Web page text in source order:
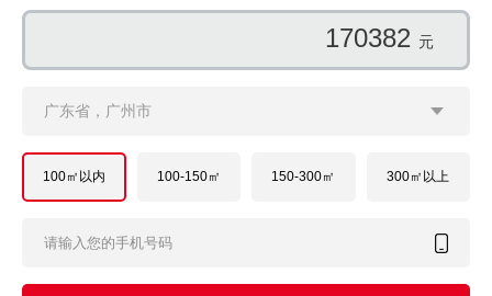
102374 元
广东省，广州市
100㎡以内 100-150㎡ 150-300㎡ 300㎡以上